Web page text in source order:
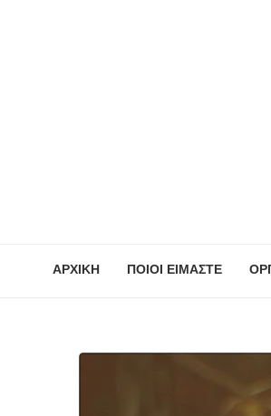
ΑΡΧΙΚΗ ΠΟΙΟΙ ΕΙΜΑΣΤΕ